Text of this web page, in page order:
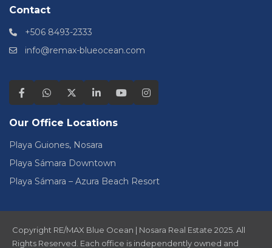
Contact
+506 8493-2333
info@remax-blueocean.com
Our Office Locations
Playa Guiones, Nosara
Playa Sámara Downtown
Playa Sámara – Azura Beach Resort
Copyright RE/MAX Blue Ocean | Nosara Real Estate 2025. All
Rights Reserved. Each office is independently owned and